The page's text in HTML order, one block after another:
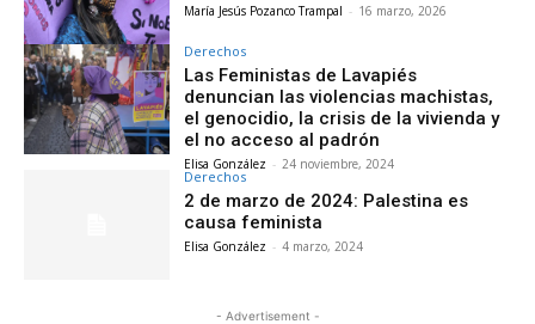
María Jesús Pozanco Trampal - 16 marzo, 2026
Derechos
Las Feministas de Lavapiés
denuncian las violencias machistas,
el genocidio, la crisis de la vivienda y
el no acceso al padrón
Elisa González - 24 noviembre, 2024
Derechos
2 de marzo de 2024: Palestina es
causa feminista
Elisa González - 4 marzo, 2024
- Advertisement -